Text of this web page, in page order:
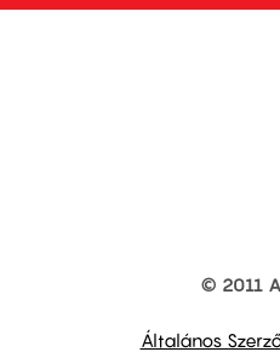
© 2011
Általános